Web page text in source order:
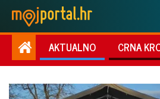
AKTUALNO CRNA